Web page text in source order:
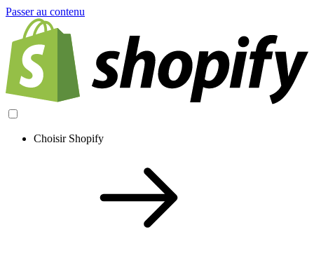
Passer au contenu
Choisir Shopify